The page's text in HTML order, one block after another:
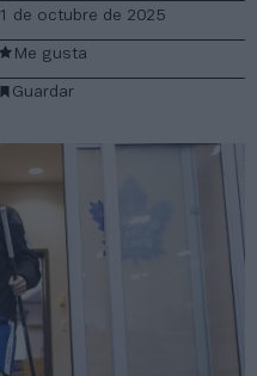
1 de octubre de 2025
Guardar
Me gusta